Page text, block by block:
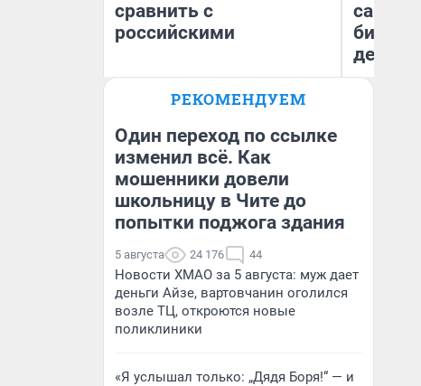
сравнить с
российскими
Блогер, предприниматель,
бизнесе
самом
РЕКОМЕНДУЕМ
Один переход по ссылке
изменил всё. Как
мошенники довели
школьницу в Чите до
попытки поджога здания
5 августа 24 176 44
Новости ХМАО за 5 августа: муж дает
деньги Айзе, вартовчанин оголился
возле ТЦ, откроются новые
поликлиники
«Я услышал только: „Дядя Боря!“ — и